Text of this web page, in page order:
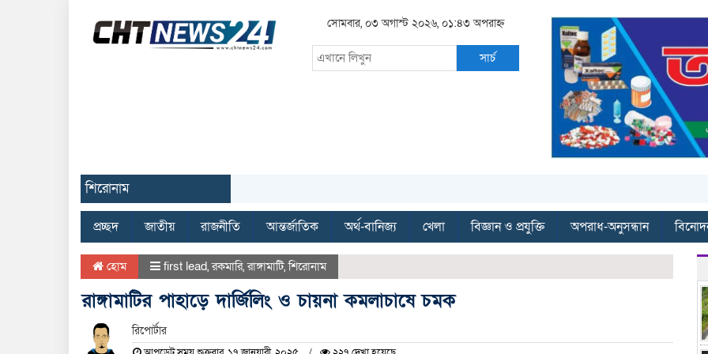
সোমবার, ০৩ অগাস্ট ২০২৬, ০১:৪৩ অপরাহ্ন
সার্চ
শিরোনাম
প্রচ্ছদ জাতীয় রাজনীতি আন্তর্জাতিক অর্থ-বানিজ্য খেলা বিজ্ঞান ও প্রযুক্তি অপরাধ-অনুসন্ধান
হোম first lead,রকমারি,রাঙ্গামাটি,শিরোনাম
রাঙ্গামাটির পাহাড়ে দার্জিলিং ও চায়না কমলাচাষে চমক
রিপোর্টার